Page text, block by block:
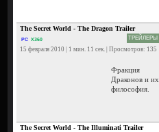
The Secret World - The Dragon Trailer
PC X360 ТРЕЙЛЕРЫ
15 февраля 2010 | 1 мин. 11 сек. | Просмотров: 135
Фракция
Драконов и их
философия.
The Secret World - The Illuminati Trailer